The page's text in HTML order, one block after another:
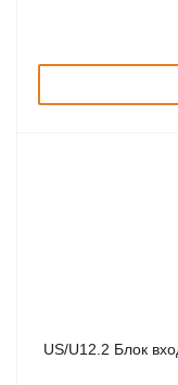
US/U12.2 Блок